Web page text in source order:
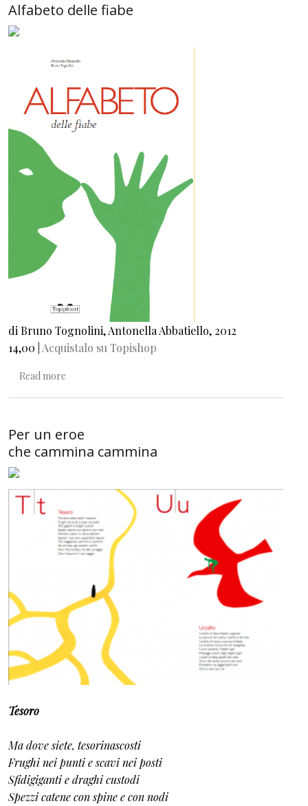
Alfabeto delle fiabe
di Bruno Tognolini, Antonella Abbatiello, 2012
14,00 | Acquistalo su Topishop
Read more
Per un eroe
che cammina cammina
Tesoro
Ma dove siete, tesorinascosti
Frughi nei punti e scavi nei posti
Sfidigiganti e draghi custodi
Spezzi catene con spine e con nodi